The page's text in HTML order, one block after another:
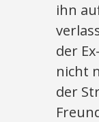
ihn
der
nicht
der